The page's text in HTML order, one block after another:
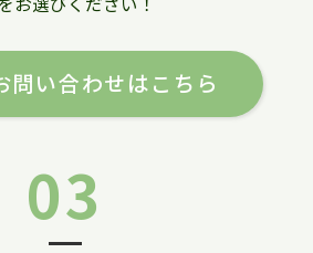
問い合わせはこちら
03